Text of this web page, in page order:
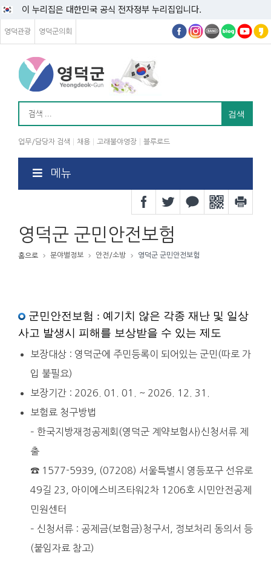
이 누리집은 대한민국 공식 전자정부 누리집입니다.
영덕관광 영덕군의회
업무/담당자 검색 채용 고래불야영장 블루로드
메뉴
영덕군 군민안전보험
홈으로 분야별정보 안전/소방 영덕군 군민안전보험
군민안전보험 : 예기치 않은 각종 재난 및 일상
사고 발생시 피해를 보상받을 수 있는 제도
보장대상 : 영덕군에 주민등록이 되어있는 군민(따로 가
입 불필요)
보장기간 : 2026. 01. 01. ~ 2026. 12. 31.
보험료 청구방법
– 한국지방재정공제회(영덕군 계약보험사)신청서류 제
출
☎ 1577-5939, (07208) 서울특별시 영등포구 선유로
49길 23, 아이에스비즈타워2차 1206호 시민안전공제
민원센터
– 신청서류 : 공제금(보험금)청구서, 정보처리 동의서 등
(붙임자료 참고)